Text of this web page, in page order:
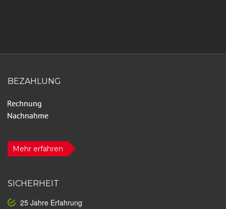
BEZAHLUNG
Mehr erfahren
SICHERHEIT
25 Jahre Erfahrung